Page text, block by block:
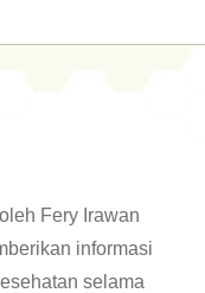
Fery Irawan
informasi
selama